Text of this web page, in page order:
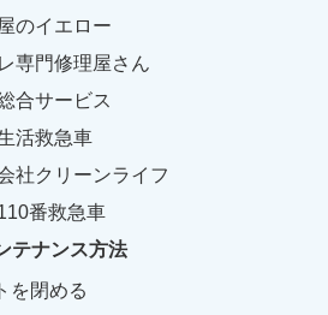
のイエロー
専門修理屋さん
合サービス
活救急車
社クリーンライフ
番救急車
テナンス方法
を閉める